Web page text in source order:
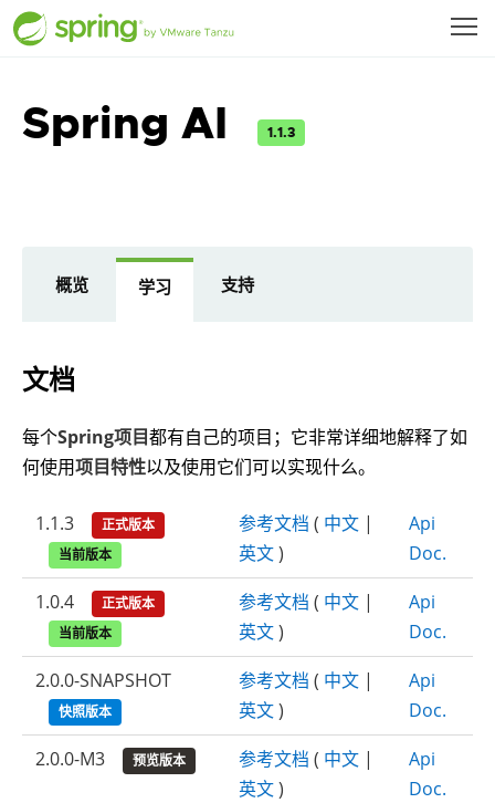
Spring AI 1.1.3
概览 学习 支持
文档
每个Spring项目都有自己的项目；它非常详细地解释了如
何使用项目特性以及使用它们可以实现什么。
1.1.3
正式版本
当前版本
参考文档 ( 中文 |
英文)
Api
Doc.
1.0.4
正式版本
当前版本
参考文档 ( 中文 |
英文)
Api
Doc.
2.0.0-SNAPSHOT
快照版本
参考文档 ( 中文 |
英文)
Api
Doc.
2.0.0-M3
预览版本 参考文档 ( 中文 |
英文)
Api
Doc.